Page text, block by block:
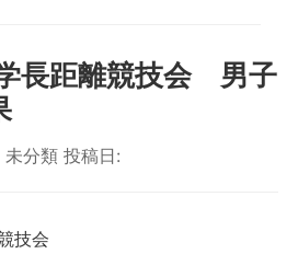
長距離競技会 男子
未分類投稿日:
技会